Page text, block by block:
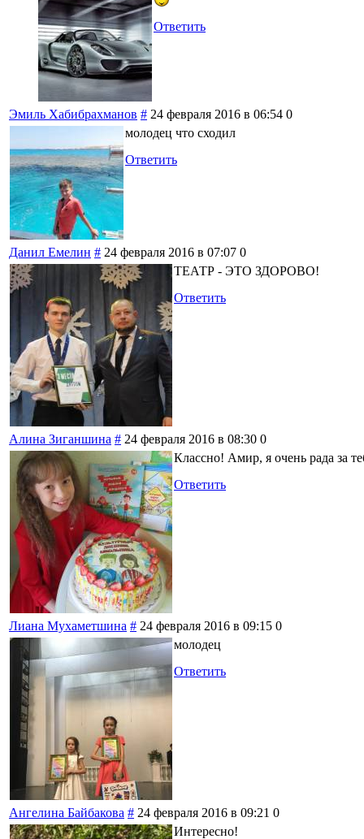
Ответить
Эмиль Хабибрахманов # 24 февраля 2016 в 06:54 0
молодец что сходил
Ответить
Данил Емелин # 24 февраля 2016 в 07:07 0
ТЕАТР - ЭТО ЗДОРОВО!
Ответить
Алина Зиганшина # 24 февраля 2016 в 08:30 0
Классно! Амир, я очень рада за
Ответить
Лиана Мухаметшина # 24 февраля 2016 в 09:15 0
молодец
Ответить
Ангелина Байбакова # 24 февраля 2016 в 09:21 0
Интересно!